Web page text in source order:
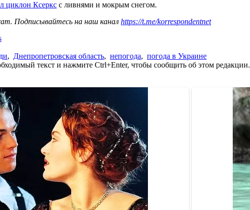
циклон Ксеркс с ливнями и мокрым снегом.
Подписывайтесь на наш канал https://t.me/korrespondentnet
, Днепропетровская область, непогода, погода в Украине
текст и нажмите Ctrl+Enter, чтобы сообщить об этом редакции.